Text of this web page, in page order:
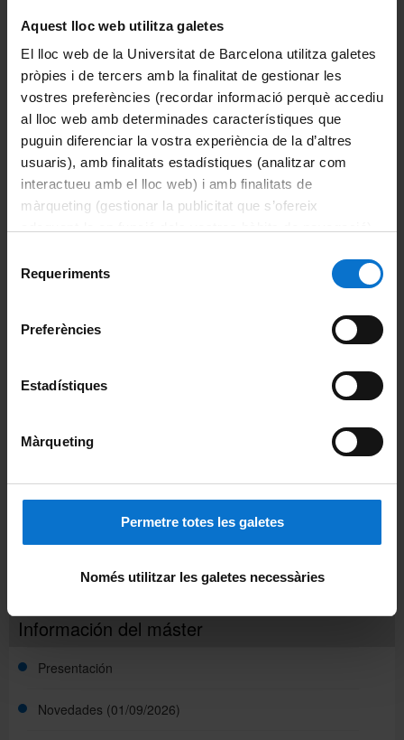
Aquest lloc web utilitza galetes
El lloc web de la Universitat de Barcelona utilitza galetes
pròpies i de tercers amb la finalitat de gestionar les
vostres preferències (recordar informació perquè accediu
al lloc web amb determinades característiques que
puguin diferenciar la vostra experiència de la d’altres
usuaris), amb finalitats estadístiques (analitzar com
interactueu amb el lloc web) i amb finalitats de
màrqueting (gestionar la publicitat que s’ofereix
consultar laPolítica de galetes del lloc web de la
Requeriments
Preferències
Estadístiques
Màrqueting
Permetre totes les galetes
Només utilitzar les galetes necessàries
Información del máster
Presentación
Novedades (01/09/2026)
Respuesta Inmunitaria
Técnicas Avanzadas en
Inmunología
OB
2o
semestre
Trabajo Final de Máster OB
1r
semestre
Planes Docentes
Plan Docente 2023-2024